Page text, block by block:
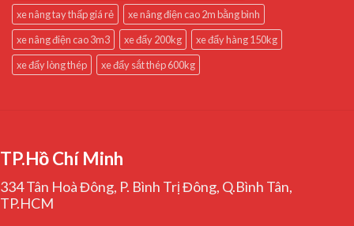
xe nâng tay thấp giá rẻ
xe nâng điện cao 2m bằng bình
xe nâng điện cao 3m3
xe đẩy 200kg
xe đẩy hàng 150kg
xe đẩy lòng thép
xe đẩy sắt thép 600kg
TP.Hồ Chí Minh
334 Tân Hoà Đông, P. Bình Trị Đông, Q.Bình Tân,
TP.HCM